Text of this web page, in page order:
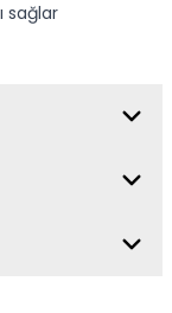
sağlar